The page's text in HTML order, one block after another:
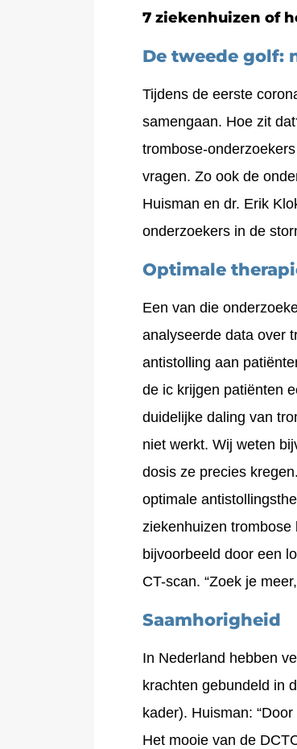
7 ziekenhuizen of
De tweede golf:
Tijdens de eerste
samengaan. Hoe zit
trombose-
vragen. Zo ook de
Huisman en dr. Erik
onderzoekers in de
Optimale
Een van die
analyseerde data over
antistolling aan
de ic krijgen patiënten
duidelijke daling van
niet werkt. Wij weten
dosis ze precies
optimale
ziekenhuizen
bijvoorbeeld door een
CT-scan. “Zoek je
Saamhorigheid
In Nederland hebben
krachten gebundeld in
kader). Huisman:
Het mooie van de